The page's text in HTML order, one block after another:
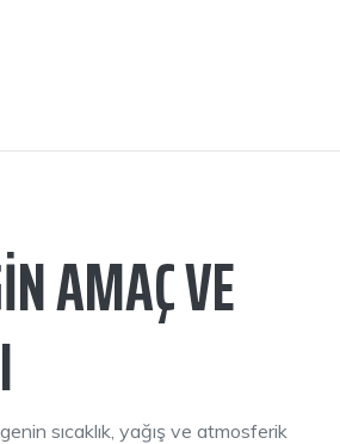
AMAÇ VE
sıcaklık, yağış ve atmosferik